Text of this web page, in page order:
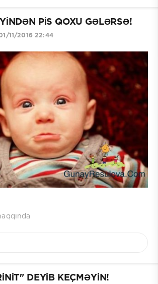
PİS QOXU GƏLƏRSƏ!
11/2016 22:44
DEYİB KEÇMƏYİN!